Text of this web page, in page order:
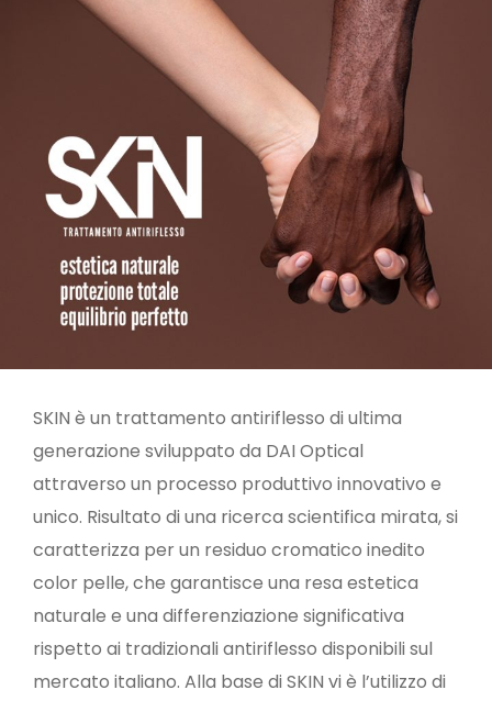
SKIN è un trattamento antiriflesso di ultima
generazione sviluppato da DAI Optical
attraverso un processo produttivo innovativo e
unico. Risultato di una ricerca scientifica mirata, si
caratterizza per un residuo cromatico inedito
color pelle, che garantisce una resa estetica
naturale e una differenziazione significativa
rispetto ai tradizionali antiriflesso disponibili sul
mercato italiano. Alla base di SKIN vi è l’utilizzo di